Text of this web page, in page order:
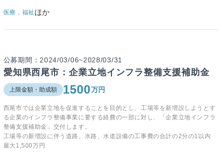
医療，福祉ほか
公募期間：2024/03/06~2028/03/31
愛知県西尾市：企業立地インフラ整備支援補助金
上限金額・助成額 1500万円
西尾市では企業立地を促進することを目的とし、工場等を新増設しようとす
る企業のインフラ整備事業に要する経費の一部に対し、「企業立地インフラ
整備支援補助金」交付します。
工場等の新増設に伴う道路、水路、水道設備の工事費の合計の2分の1以内
最大1,500万円